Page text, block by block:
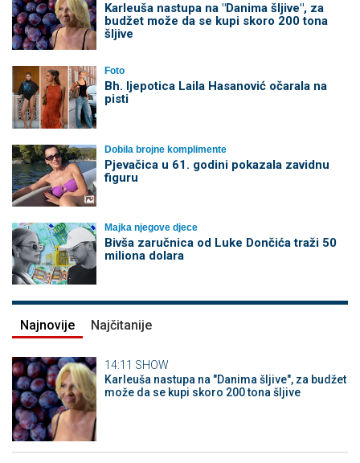
Karleuša nastupa na "Danima šljive", za
budžet može da se kupi skoro 200 tona
šljive
Foto
Bh. ljepotica Laila Hasanović očarala na
pisti
Dobila brojne komplimente
Pjevačica u 61. godini pokazala zavidnu
figuru
Majka njegove djece
Bivša zaručnica od Luke Dončića traži 50
miliona dolara
Najnovije Najčitanije
14:11 SHOW
Karleuša nastupa na "Danima šljive", za budžet
može da se kupi skoro 200 tona šljive